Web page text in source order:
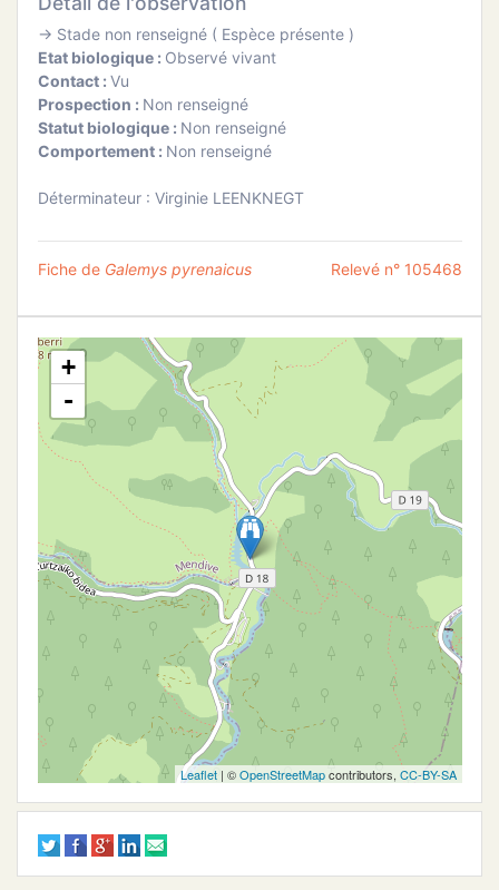
→ Stade non renseigné ( Espèce présente )
Etat biologique : Observé vivant
Contact : Vu
Prospection : Non renseigné
Statut biologique : Non renseigné
Comportement : Non renseigné
Déterminateur : Virginie LEENKNEGT
Fiche de Galemys pyrenaicus Relevé n° 105468
+
-
Leaflet| ©OpenStreetMapcontributors, CC-BY-SA